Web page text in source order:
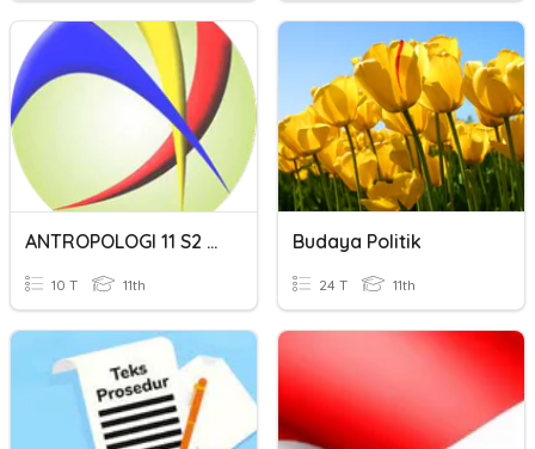
ANTROPOLOGI 11 S2 HAL 024 PA 1
10 T 11th
Budaya Politik
24 T 11th